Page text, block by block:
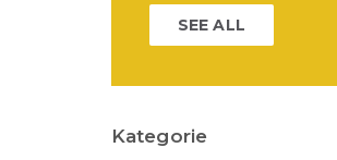
SEE ALL
Kategorie